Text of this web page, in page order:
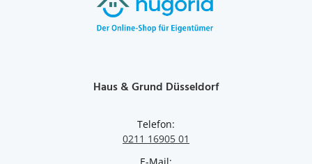
Haus & Grund Düsseldorf
Telefon:
0211 16905 01